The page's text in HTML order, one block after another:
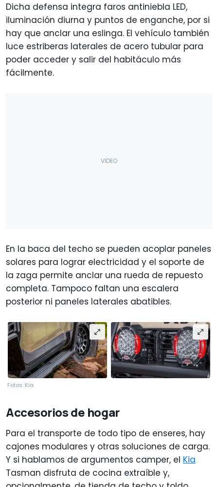
Dicha defensa integra faros antiniebla LED,
iluminación diurna y puntos de enganche, por si
hay que anclar una eslinga. El vehículo también
luce estriberas laterales de acero tubular para
poder acceder y salir del habitáculo más
fácilmente.
En la baca del techo se pueden acoplar paneles
solares para lograr electricidad y el soporte de
la zaga permite anclar una rueda de repuesto
completa. Tampoco faltan una escalera
posterior ni paneles laterales abatibles.
Fotos: Kia
Accesorios de hogar
Para el transporte de todo tipo de enseres, hay
cajones modulares y otras soluciones de carga.
Y si hablamos de argumentos camper, el Kia
Tasman disfruta de cocina extraíble y,